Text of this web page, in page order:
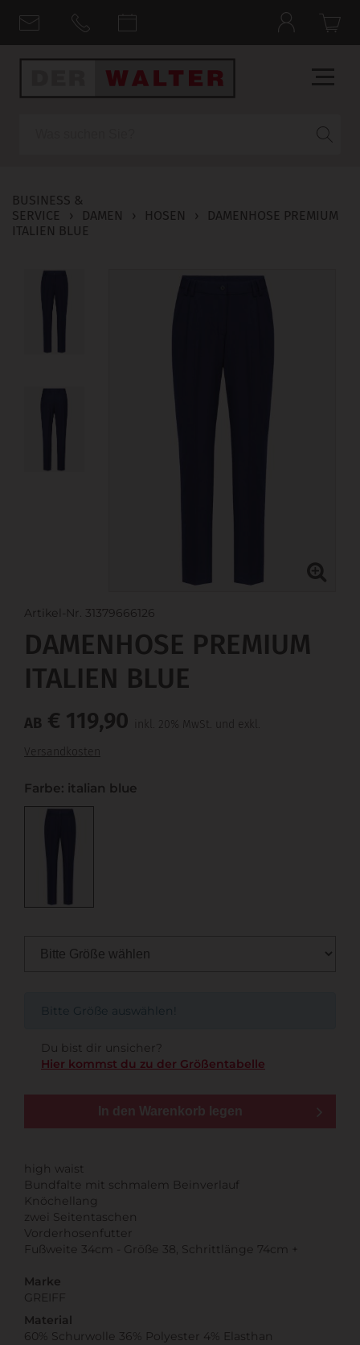
BUSINESS &
SERVICE
› DAMEN › HOSEN ›
DAMENHOSE PREMIUM
ITALIEN BLUE
Artikel-Nr. 31379666126
DAMENHOSE PREMIUM
ITALIEN BLUE
AB € 119,90
inkl. 20% MwSt. und exkl.
Versandkosten
Farbe: italian blue
Bitte Größe auswählen!
Du bist dir unsicher?
Hier kommst du zu der Größentabelle
In den Warenkorb legen
high waist
Bundfalte mit schmalem Beinverlauf
Knöchellang
zwei Seitentaschen
Vorderhosenfutter
Fußweite 34cm - Größe 38, Schrittlänge 74cm +
Marke
GREIFF
Material
60% Schurwolle 36% Polyester 4% Elasthan